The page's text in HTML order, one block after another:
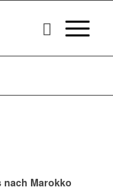
Marokko